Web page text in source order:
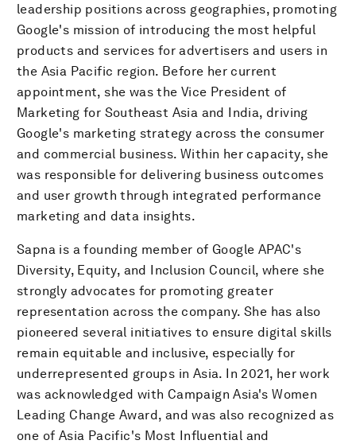
leadership positions across geographies, promoting
Google's mission of introducing the most helpful
products and services for advertisers and users in
the Asia Pacific region. Before her current
appointment, she was the Vice President of
Marketing for Southeast Asia and India, driving
Google's marketing strategy across the consumer
and commercial business. Within her capacity, she
was responsible for delivering business outcomes
and user growth through integrated performance
marketing and data insights.
Sapna is a founding member of Google APAC's
Diversity, Equity, and Inclusion Council, where she
strongly advocates for promoting greater
representation across the company. She has also
pioneered several initiatives to ensure digital skills
remain equitable and inclusive, especially for
underrepresented groups in Asia. In 2021, her work
was acknowledged with Campaign Asia's Women
Leading Change Award, and was also recognized as
one of Asia Pacific's Most Influential and